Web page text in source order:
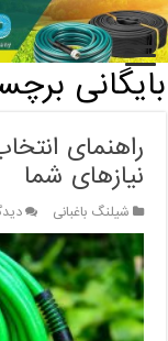
خانه / بایگانی برچسب:
بایگانی
راهنمای
نیازهای شما
شیلنگ باغبانی